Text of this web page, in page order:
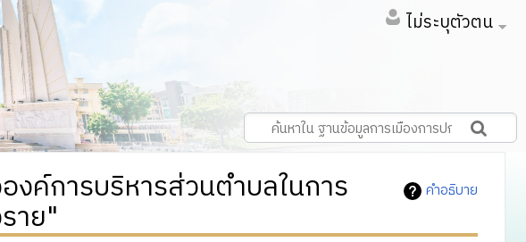
ไม่ระบุตัวตน
คำอธิบาย
งค์การบริหารส่วนตำบลในการ
าย"